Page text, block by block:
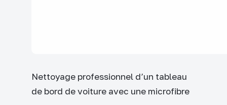
Nettoyage professionnel d’un tableau
de bord de voiture avec une microfibre